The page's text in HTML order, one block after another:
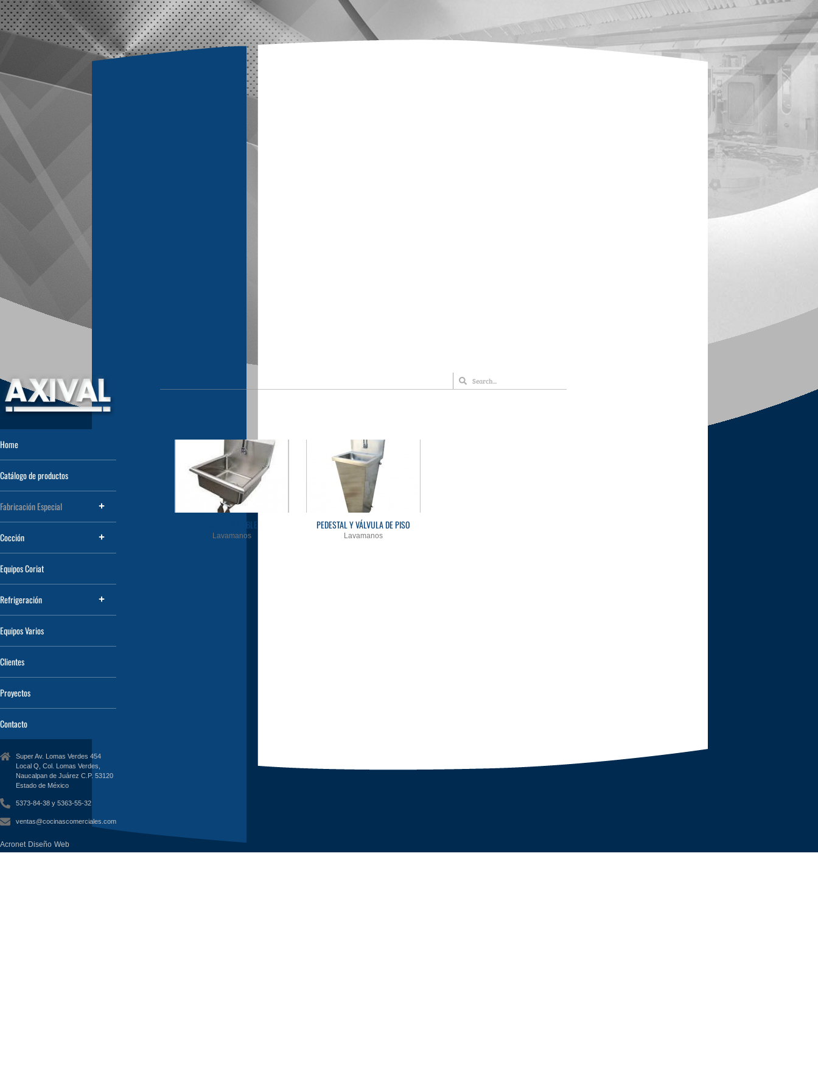
Home
Catálogo de productos
Fabricación Especial
Cocción
Equipos Coriat
Refrigeración
Equipos Varios
Clientes
Proyectos
Contacto
Super Av. Lomas Verdes 454
Local Q, Col. Lomas Verdes,
Naucalpan de Juárez C.P. 53120
Estado de México
5373-84-38 y 5363-55-32
ventas@cocinascomerciales.com
Acronet Diseño Web
VÁLVULA DOBLE
Lavamanos
PEDESTAL Y VÁLVULA DE PISO
Lavamanos